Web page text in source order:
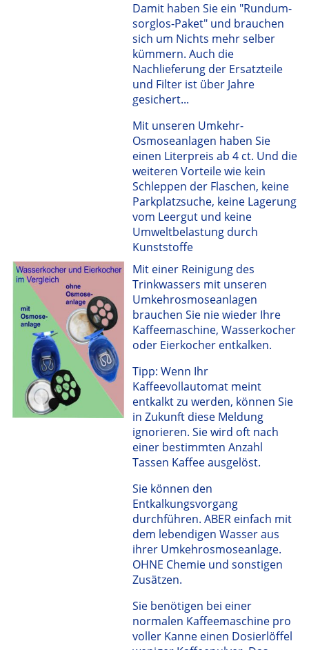
Damit haben Sie ein "Rundum-
sorglos-Paket" und brauchen
sich um Nichts mehr selber
kümmern. Auch die
Nachlieferung der Ersatzteile
und Filter ist über Jahre
gesichert...
Mit unseren Umkehr-
Osmoseanlagen haben Sie
einen Literpreis ab 4 ct. Und die
weiteren Vorteile wie kein
Schleppen der Flaschen, keine
Parkplatzsuche, keine Lagerung
vom Leergut und keine
Umweltbelastung durch
Kunststoffe
Mit einer Reinigung des
Trinkwassers mit unseren
Umkehrosmoseanlagen
brauchen Sie nie wieder Ihre
Kaffeemaschine, Wasserkocher
oder Eierkocher entkalken.
Tipp: Wenn Ihr
Kaffeevollautomat meint
entkalkt zu werden, können Sie
in Zukunft diese Meldung
ignorieren. Sie wird oft nach
einer bestimmten Anzahl
Tassen Kaffee ausgelöst.
Sie können den
Entkalkungsvorgang
durchführen. ABER einfach mit
dem lebendigen Wasser aus
ihrer Umkehrosmoseanlage.
OHNE Chemie und sonstigen
Zusätzen.
Sie benötigen bei einer
normalen Kaffeemaschine pro
voller Kanne einen Dosierlöffel